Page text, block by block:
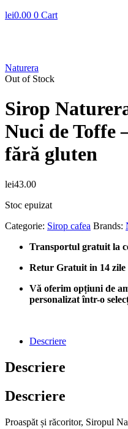
lei0.00 0 Cart
Naturera
Out of Stock
Sirop
Nuci de Toffe
fără gluten
lei43.00
Stoc epuizat
Categorie: Sirop cafea Brands:
Transportul gratuit la
Retur Gratuit in 14
Vă oferim opțiuni de
personalizat într-o
Descriere
Descriere
Descriere
Proaspăt și răcoritor, Siropul